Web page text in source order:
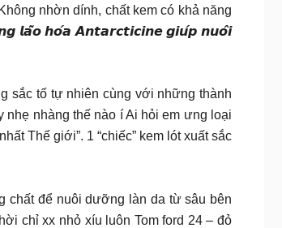
nhờn dính, chất kem có khả năng
𝙡𝙖̃𝙤 𝙝𝙤́𝙖 𝘼𝙣𝙩𝙖𝙧𝙘𝙩𝙞𝙘𝙞𝙣𝙚 𝙜𝙞𝙪́𝙥 𝙣𝙪𝙤̂𝙞
sắc tố tự nhiên cùng với những thành
nhẹ nhàng thế nào í Ai hỏi em ưng loại
Thế giới”. 1 “chiếc” kem lót xuất sắc
chất để nuôi dưỡng làn da từ sâu bên
chỉ xx nhỏ xíu luôn Tom ford 24 – đỏ